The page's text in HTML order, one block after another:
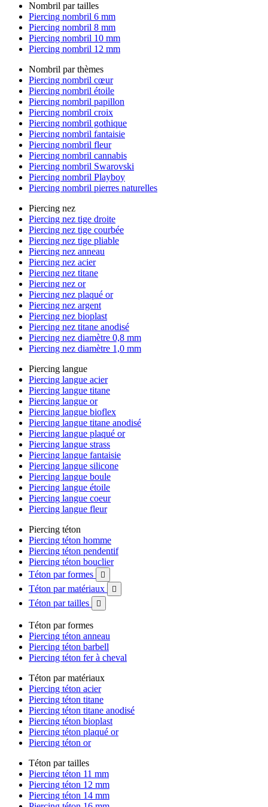
Nombril par tailles
Piercing nombril 6 mm
Piercing nombril 8 mm
Piercing nombril 10 mm
Piercing nombril 12 mm
Nombril par thèmes
Piercing nombril cœur
Piercing nombril étoile
Piercing nombril papillon
Piercing nombril croix
Piercing nombril gothique
Piercing nombril fantaisie
Piercing nombril fleur
Piercing nombril cannabis
Piercing nombril Swarovski
Piercing nombril Playboy
Piercing nombril pierres naturelles
Piercing nez
Piercing nez tige droite
Piercing nez tige courbée
Piercing nez tige pliable
Piercing nez anneau
Piercing nez acier
Piercing nez titane
Piercing nez or
Piercing nez plaqué or
Piercing nez argent
Piercing nez bioplast
Piercing nez titane anodisé
Piercing nez diamètre 0,8 mm
Piercing nez diamètre 1,0 mm
Piercing langue
Piercing langue acier
Piercing langue titane
Piercing langue or
Piercing langue bioflex
Piercing langue titane anodisé
Piercing langue plaqué or
Piercing langue strass
Piercing langue fantaisie
Piercing langue silicone
Piercing langue boule
Piercing langue étoile
Piercing langue coeur
Piercing langue fleur
Piercing téton
Piercing téton homme
Piercing téton pendentif
Piercing téton bouclier
Téton par formes

Téton par matériaux 
Téton par tailles 
Téton par formes
Piercing téton anneau
Piercing téton barbell
Piercing téton fer à cheval
Téton par matériaux
Piercing téton acier
Piercing téton titane
Piercing téton titane anodisé
Piercing téton bioplast
Piercing téton plaqué or
Piercing téton or
Téton par tailles
Piercing téton 11 mm
Piercing téton 12 mm
Piercing téton 14 mm